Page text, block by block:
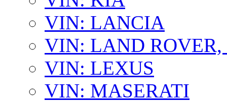
VIN: LANCIA
VIN: LAND ROVER,
VIN: LEXUS
VIN: MASERATI